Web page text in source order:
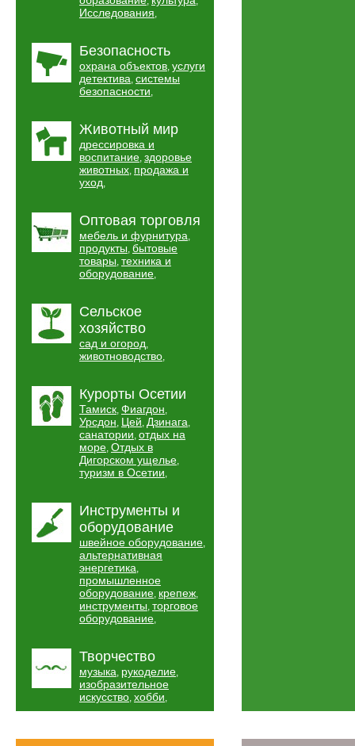
Исследования,
Безопасность
охрана объектов, услуги
детектива, системы
безопасности,
Животный мир
дрессировка и
воспитание, здоровье
животных, продажа и
уход,
Оптовая торговля
мебель и фурнитура,
продукты, бытовые
товары, техника и
оборудование,
Сельское
хозяйство
сад и огород,
животноводство,
Курорты Осетии
Тамиск, Фиагдон,
Урсдон, Цей, Дзинага,
санатории, отдых на
море, Отдых в
Дигорском ущелье,
туризм в Осетии,
Инструменты и
оборудование
швейное оборудование,
альтернативная
энергетика,
промышленное
оборудование, крепеж,
инструменты, торговое
оборудование,
Творчество
музыка, рукоделие,
изобразительное
искусство, хобби,